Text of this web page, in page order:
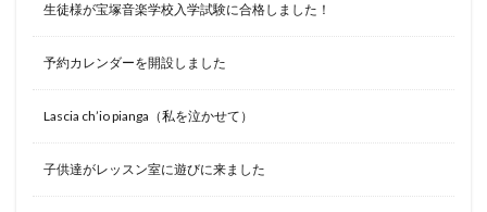
生徒様が宝塚音楽学校入学試験に合格しました！
予約カレンダーを開設しました
Lascia ch’io pianga（私を泣かせて）
子供達がレッスン室に遊びに来ました